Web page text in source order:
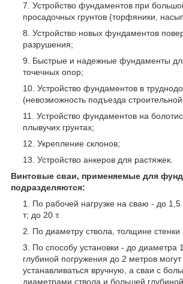
Устройство фундаментов при
просадочных грунтов (торфяники,
Устройство новых фундаментов
разрушения;
Быстрые и надежные фундаменты
точечных опор;
Устройство фундаментов в
(невозможность подъезда
Устройство фундаментов на
плывучих грунтах;
Укрепление склонов;
Устройство анкеров для растяжек.
Винтовые сваи, применяемые для
подразделяются:
По рабочей нагрузке на сваю - до 1,5
т; до 20 т.
По диаметру ствола, толщине стенки
По способу установки - до диаметра
глубиной погружения до 2 метров могут
устанавливаться вручную, а сваи с
диаметрами ствола и большей